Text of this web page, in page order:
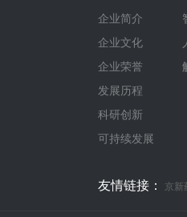
企业简介
企业文化
企业荣誉
发展历程
科研创新
可持续发展
友情链接： 京新